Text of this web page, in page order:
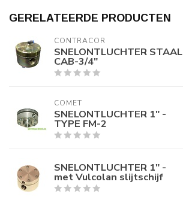
GERELATEERDE PRODUCTEN
CONTRACOR
SNELONTLUCHTER STAAL
CAB-3/4"
COMET
SNELONTLUCHTER 1" -
TYPE FM-2
SNELONTLUCHTER 1" -
met Vulcolan slijtschijf